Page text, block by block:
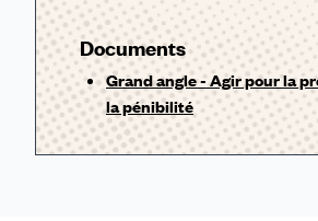
Documents
Grand angle - Agir pour la
la pénibilité